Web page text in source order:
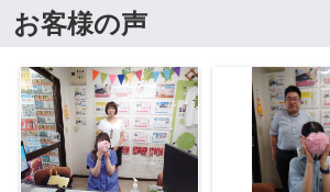
お客様の声